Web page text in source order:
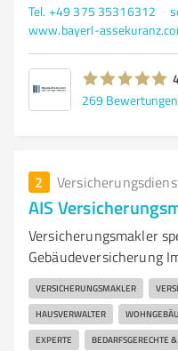
Tel. +49 375 35316312
www.bayerl-
269 Bewertungen
2
AIS
Versicherungsmakler
Gebäudeversicherung
VERSICHERUNGSMAKLER
HAUSVERWALTER
EXPERTE BEDARFSGERECHTE